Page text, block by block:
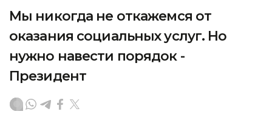
Мы никогда не откажемся от
оказания социальных услуг. Но
нужно навести порядок -
Президент